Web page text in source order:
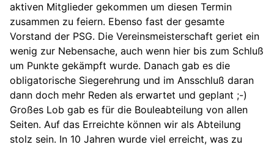
aktiven Mitglieder gekommen um diesen Termin
zusammen zu feiern. Ebenso fast der gesamte
Vorstand der PSG. Die Vereinsmeisterschaft geriet ein
wenig zur Nebensache, auch wenn hier bis zum Schluß
um Punkte gekämpft wurde. Danach gab es die
obligatorische Siegerehrung und im Ansschluß daran
dann doch mehr Reden als erwartet und geplant ;-)
Großes Lob gab es für die Bouleabteilung von allen
Seiten. Auf das Erreichte können wir als Abteilung
stolz sein. In 10 Jahren wurde viel erreicht, was zu